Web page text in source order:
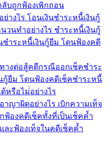
บถูกฟ้องเพิกถอน
างไร โอนเงินชำระหนี้เงินกู้
นวนทำอย่างไร ชำระหนี้เงินกู้
ชำระหนี้เงินกู้ยืม โดนฟ้องคดี
างต่อสู้คดีกรณีออกเช็คชำระ
กู้ยืม โดนฟ้องคดีเช็คชำระหนี้
หรือไม่่อย่างไร
ญาผิดอย่างไร เบิกความเท็จ
องคดีเช็คทั้งที่เป็นเช็คค้ำ
ละฟ้องเท็จในคดีเช็คค้ำ